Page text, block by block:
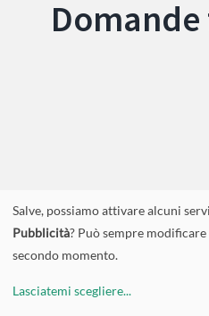
Salve, possiamo attivare alcuni
Pubblicità? Può sempre
secondo momento.
Lasciatemi scegliere...